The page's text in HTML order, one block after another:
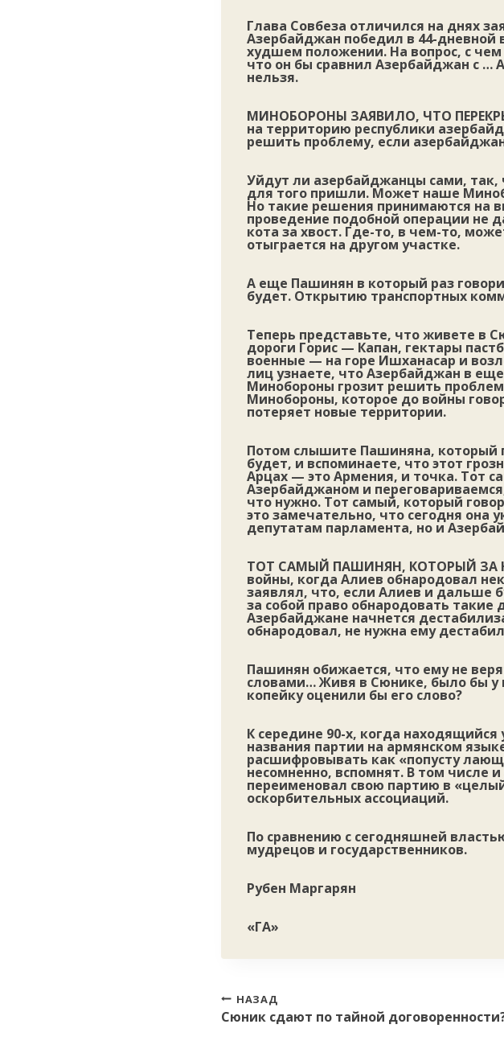
Глава Совбеза отличился на днях
Азербайджан победил в 44-
худшем положении. На вопрос, с
что он бы сравнил Азербайджан с
нельзя.
МИНОБОРОНЫ ЗАЯВИЛО, ЧТО
на территорию республики
решить проблему, если
Уйдут ли азербайджанцы сами, так,
для того пришли. Может наше
Но такие решения принимаются на
проведение подобной операции не
кота за хвост. Где-то, в чем-то,
отыграется на другом участке.
А еще Пашинян в который раз
будет. Открытию транспортных
Теперь представьте, что живете в
дороги Горис — Капан, гектары
военные — на горе Ишханасар и
лиц узнаете, что Азербайджан в
Минобороны грозит решить
Минобороны, которое до войны
потеряет новые территории.
Потом слышите Пашиняна, который
будет, и вспоминаете, что этот
Арцах — это Армения, и точка. Тот
Азербайджаном и
что нужно. Тот самый, который
это замечательно, что сегодня она
депутатам парламента, но и
ТОТ САМЫЙ ПАШИНЯН, КОТОРЫЙ ЗА
войны, когда Алиев обнародовал
заявлял, что, если Алиев и дальше
за собой право обнародовать такие
Азербайджане начнется
обнародовал, не нужна ему
Пашинян обижается, что ему не
словами… Живя в Сюнике, было бы у
копейку оценили бы его слово?
К середине 90-х, когда
названия партии на армянском
расшифровывать как «попусту
несомненно, вспомнят. В том числе
переименовал свою партию в
оскорбительных ассоциаций.
По сравнению с сегодняшней
мудрецов и государственников.
Рубен Маргарян
«ГА»
Навигация
по
НАЗАД
Сюник сдают по тайной